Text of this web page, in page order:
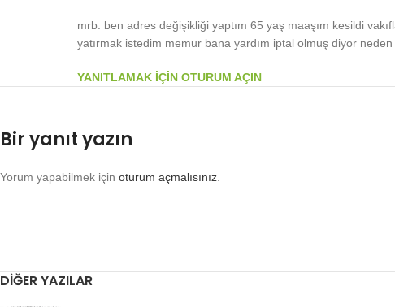
mrb. ben adres değişikliği yaptım 65 yaş maaşım kesildi
yatırmak istedim memur bana yardım iptal olmuş diyor
YANITLAMAK IÇIN OTURUM AÇIN
Bir yanıt yazın
Yorum yapabilmek için oturum açmalısınız
DIĞER YAZILAR